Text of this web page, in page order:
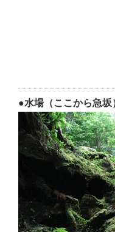
●水場（ここから急坂